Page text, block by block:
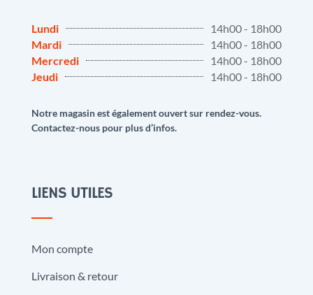
Lundi
14h00 - 18h00
Mardi
14h00 - 18h00
Mercredi
14h00 - 18h00
Jeudi
14h00 - 18h00
Notre magasin est également ouvert sur rendez-vous.
Contactez-nous pour plus d’infos.
LIENS UTILES
Mon compte
Livraison & retour